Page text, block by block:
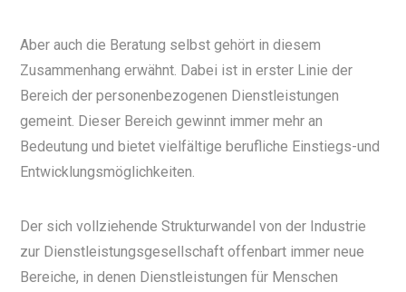
Aber auch die Beratung selbst gehört in diesem
Zusammenhang erwähnt. Dabei ist in erster Linie der
Bereich der personenbezogenen Dienstleistungen
gemeint. Dieser Bereich gewinnt immer mehr an
Bedeutung und bietet vielfältige berufliche Einstiegs-und
Entwicklungsmöglichkeiten.
Der sich vollziehende Strukturwandel von der Industrie
zur Dienstleistungsgesellschaft offenbart immer neue
Bereiche, in denen Dienstleistungen für Menschen